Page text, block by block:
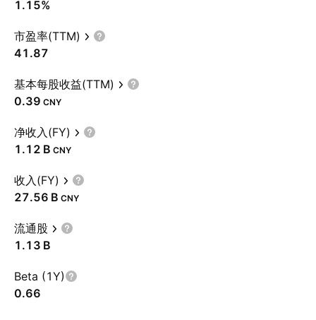
1.15%
市盈率(TTM)
41.87
基本每股收益(TTM)
0.39 CNY
净收入(FY)
‪1.12 B‬ CNY
收入(FY)
‪27.56 B‬ CNY
流通股
‪1.13 B‬
Beta (1Y)
0.66